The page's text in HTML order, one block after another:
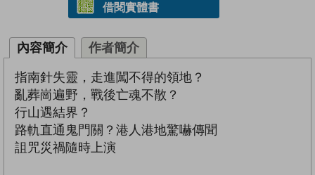
借閱實體書
內容簡介 作者簡介
指南針失靈，走進闖不得的領地？
亂葬崗遍野，戰後亡魂不散？
行山遇結界？
路軌直通鬼門關？港人港地驚嚇傳聞
詛咒災禍隨時上演